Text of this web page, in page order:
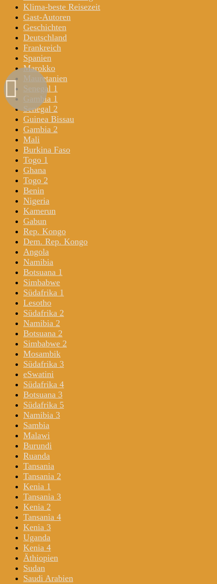
Klima-beste Reisezeit
Gast-Autoren
Geschichten
Deutschland
Frankreich
Spanien
Marokko
Mauretanien
Senegal 1
Gambia 1
Senegal 2
Guinea Bissau
Gambia 2
Mali
Burkina Faso
Togo 1
Ghana
Togo 2
Benin
Nigeria
Kamerun
Gabun
Rep. Kongo
Dem. Rep. Kongo
Angola
Namibia
Botsuana 1
Simbabwe
Südafrika 1
Lesotho
Südafrika 2
Namibia 2
Botsuana 2
Simbabwe 2
Mosambik
Südafrika 3
eSwatini
Südafrika 4
Botsuana 3
Südafrika 5
Namibia 3
Sambia
Malawi
Burundi
Ruanda
Tansania
Tansania 2
Kenia 1
Tansania 3
Kenia 2
Tansania 4
Kenia 3
Uganda
Kenia 4
Äthiopien
Sudan
Saudi Arabien